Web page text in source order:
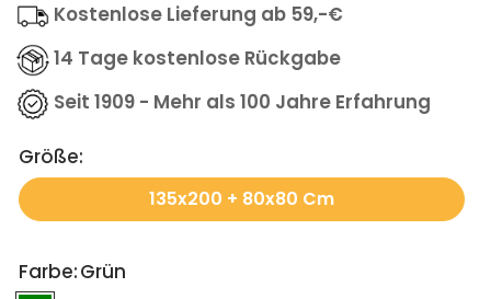
Kostenlose Lieferung ab 59,-€
14 Tage kostenlose Rückgabe
Seit 1909 - Mehr als 100 Jahre Erfahrung
Größe:
135x200 + 80x80 Cm
Farbe:Grün